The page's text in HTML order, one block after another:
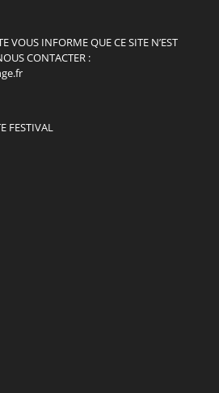
VOUS INFORME QUE CE SITE N’EST
CONTACTER :
FESTIVAL